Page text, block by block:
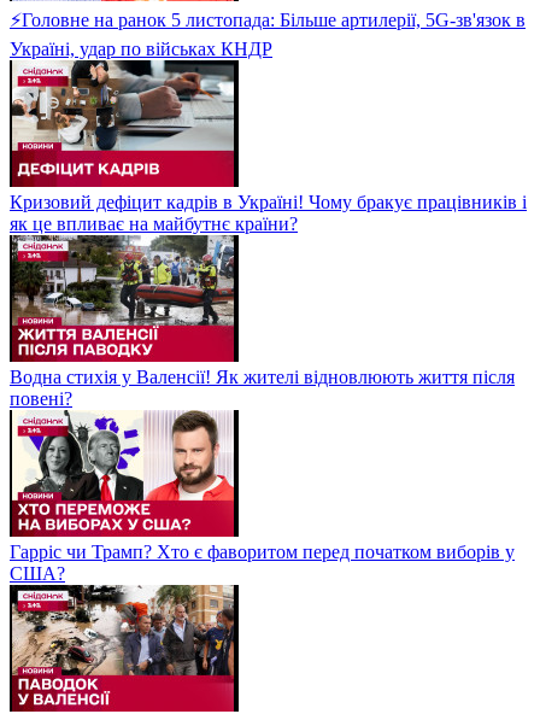
⚡Головне на ранок 5 листопада: Більше артилерії, 5G-зв'язок в
Україні, удар по військах КНДР
Кризовий дефіцит кадрів в Україні! Чому бракує працівників і
як це впливає на майбутнє країни?
Водна стихія у Валенсії! Як жителі відновлюють життя після
повені?
Гарріс чи Трамп? Хто є фаворитом перед початком виборів у
США?